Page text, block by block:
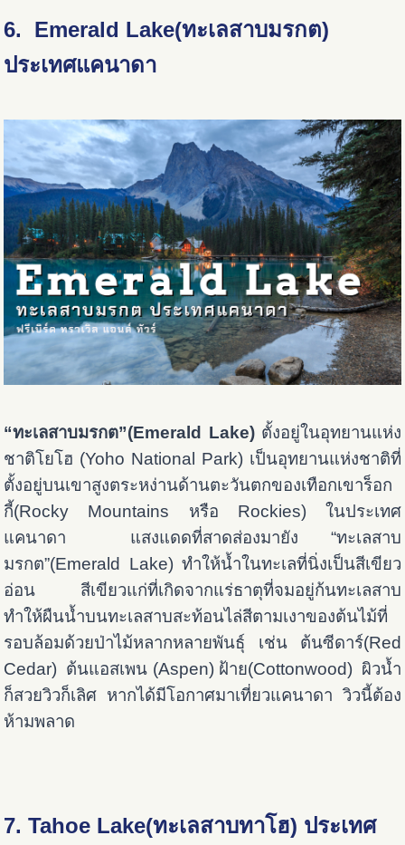
6. Emerald Lake(ทะเลสาบมรกต)
ประเทศแคนาดา
“ทะเลสาบมรกต”(Emerald Lake)ตั้งอยู่ในอุทยานแห่ง
ชาติโยโฮ (Yoho National Park) เป็นอุทยานแห่งชาติที่
ตั้งอยู่บนเขาสูงตระหง่านด้านตะวันตกของเทือกเขาร็อก
กี้(Rocky Mountains หรือ Rockies) ในประเทศ
แคนาดา แสงแดดที่สาดส่องมายัง “ทะเลสาบ
มรกต”(Emerald Lake) ทำให้น้ำในทะเลที่นิ่งเป็นสีเขียว
อ่อน สีเขียวแก่ที่เกิดจากแร่ธาตุที่จมอยู่ก้นทะเลสาบ
ทำให้ผืนน้ำบนทะเลสาบสะท้อนไล่สีตามเงาของต้นไม้ที่
รอบล้อมด้วยป่าไม้หลากหลายพันธุ์ เช่น ต้นซีดาร์(Red
Cedar) ต้นแอสเพน (Aspen) ฝ้าย(Cottonwood) ผิวน้ำ
ก็สวยวิวก็เลิศ หากได้มีโอกาศมาเที่ยวแคนาดา วิวนี้ต้อง
ห้ามพลาด
7. Tahoe Lake(ทะเลสาบทาโฮ) ประเทศ